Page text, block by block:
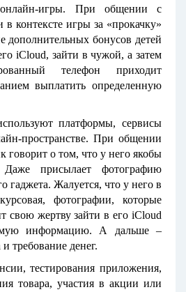
онлайн-игры. При общении с
контексте игры за «прокачку»
дополнительных бонусов детей
iCloud, зайти в чужой, а затем
телефон приходит
выплатить определенную
платформы, сервисы
пространстве. При общении
говорит о том, что у него якобы
Даже присылает фотографию
гаджета. Жалуется, что у него в
фотографии, которые
свою жертву зайти в его iCloud
информацию. А дальше –
требование денег.
тестирования приложения,
товара, участия в акции или